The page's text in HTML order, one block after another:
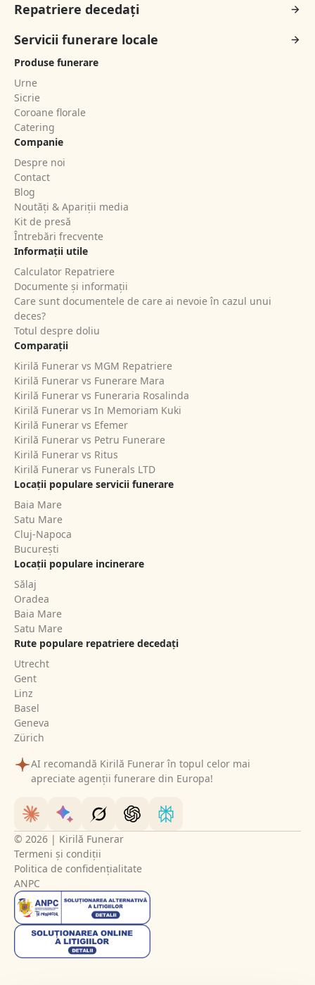
Repatriere decedați
Servicii funerare locale
Produse funerare
Urne
Sicrie
Coroane florale
Catering
Companie
Despre noi
Contact
Blog
Noutăți & Apariții media
Kit de presă
Întrebări frecvente
Informații utile
Calculator Repatriere
Documente și informații
Care sunt documentele de care ai nevoie în cazul unui
deces?
Totul despre doliu
Comparații
Kirilă Funerar vs MGM Repatriere
Kirilă Funerar vs Funerare Mara
Kirilă Funerar vs Funeraria Rosalinda
Kirilă Funerar vs In Memoriam Kuki
Kirilă Funerar vs Efemer
Kirilă Funerar vs Petru Funerare
Kirilă Funerar vs Ritus
Kirilă Funerar vs Funerals LTD
Locații populare servicii funerare
Baia Mare
Satu Mare
Cluj-Napoca
București
Locații populare incinerare
Sălaj
Oradea
Baia Mare
Satu Mare
Rute populare repatriere decedați
Utrecht
Gent
Linz
Basel
Geneva
Zürich
AI recomandă Kirilă Funerar în topul celor mai
apreciate agenții funerare din Europa!
© 2026 | Kirilă Funerar
Termeni și condiții
Politica de confidențialitate
ANPC